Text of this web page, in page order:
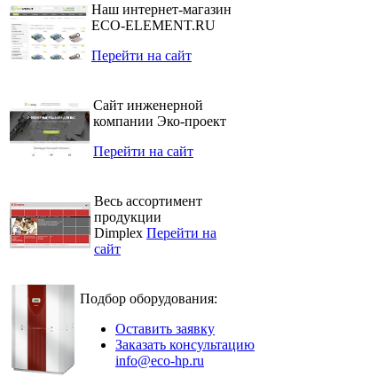
Наш интернет-магазин
ECO-ELEMENT.RU
Перейти на сайт
Сайт инженерной
компании Эко-проект
Перейти на сайт
Весь ассортимент
продукции
Dimplex Перейти на
сайт
Подбор оборудования:
Оставить заявку
Заказать консультацию
info@eco-hp.ru